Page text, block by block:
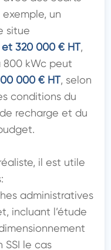
un
situe
320 000 € HT,
800 kWc peut
000 € HT, selon
conditions du
recharge et du
il est utile
administratives
incluant l’étude
le cas